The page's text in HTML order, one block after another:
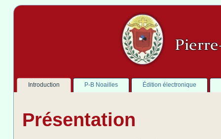
Introduction P-B Noailles Édition électronique
Présentation